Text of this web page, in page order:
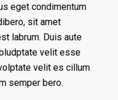
eget condimentum
sit amet
labrum. Duis aute
velit esse
velit es cillum
semper bero.